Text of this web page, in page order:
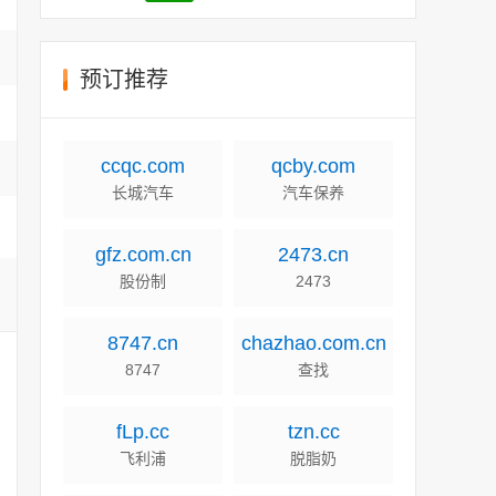
预订推荐
ccqc.com
长城汽车
qcby.com
汽车保养
gfz.com.cn
股份制
2473.cn
2473
8747.cn
8747
chazhao.com.cn
查找
fLp.cc
飞利浦
tzn.cc
脱脂奶